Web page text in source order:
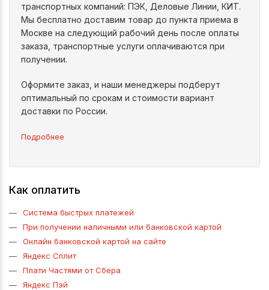
транспортных компаний: ПЭК, Деловые Линии, КИТ.
Мы бесплатно доставим товар до пункта приема в
Москве на следующий рабочий день после оплаты
заказа, транспортные услуги оплачиваются при
получении.
Оформите заказ, и наши менеджеры подберут
оптимальный по срокам и стоимости вариант
доставки по России.
Подробнее
Как оплатить
Система быстрых платежей
При получении наличными или банковской картой
Онлайн банковской картой на сайте
Яндекс Сплит
Плати Частями от Сбера
Яндекс Пэй